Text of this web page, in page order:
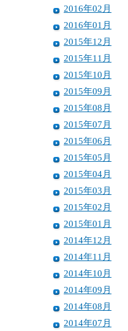
2016年02月
2016年01月
2015年12月
2015年11月
2015年10月
2015年09月
2015年08月
2015年07月
2015年06月
2015年05月
2015年04月
2015年03月
2015年02月
2015年01月
2014年12月
2014年11月
2014年10月
2014年09月
2014年08月
2014年07月